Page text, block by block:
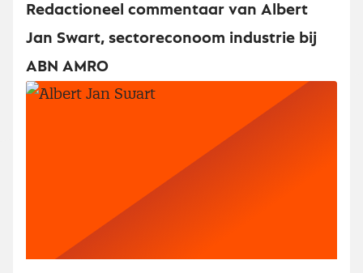
Redactioneel commentaar van Albert
Jan Swart, sectoreconoom industrie bij
ABN AMRO